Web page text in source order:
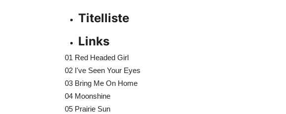
Titelliste
Links
01 Red Headed Girl
02 I've Seen Your Eyes
03 Bring Me On Home
04 Moonshine
05 Prairie Sun